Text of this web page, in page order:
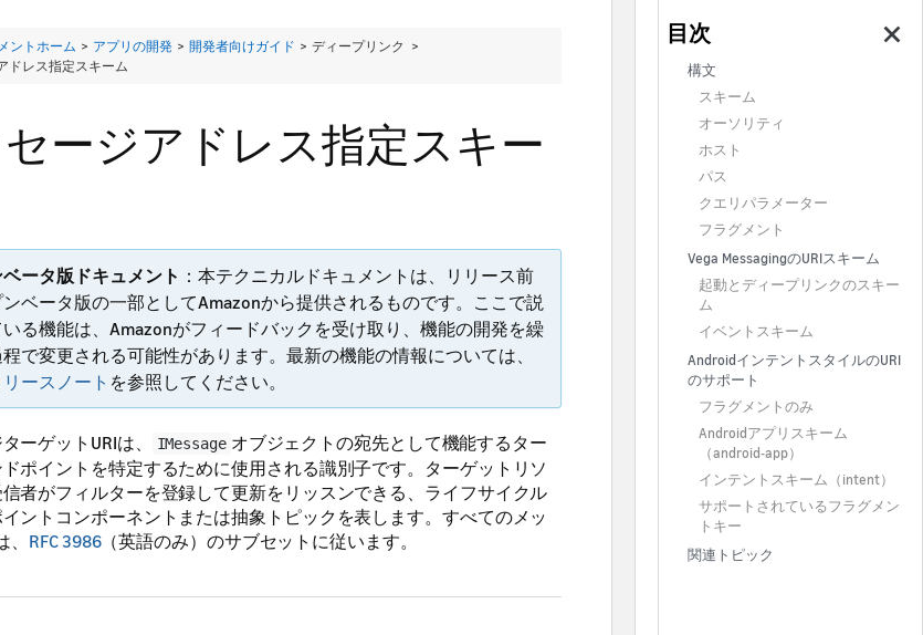
ントホーム > アプリの開発 > 開発者向けガイド > ディープリンク >
ドレス指定スキーム
ージアドレス指定スキー
ータ版ドキュメント ：本テクニカルドキュメントは、リリース前
ベータ版の一部としてAmazonから提供されるものです。ここで説
る機能は、Amazonがフィードバックを受け取り、機能の開発を繰
で変更される可能性があります。最新の機能の情報については、
リースノート を参照してください。
ーゲットURIは、 IMessage オブジェクトの宛先として機能するター
ポイントを特定するために使用される識別子です。ターゲットリソ
者がフィルターを登録して更新をリッスンできる、ライフサイクル
ントコンポーネントまたは抽象トピックを表します。すべてのメッ
RFC 3986（英語のみ）のサブセットに従います。
構文
スキーム
オーソリティ
ホスト
パス
クエリパラメーター
フラグメント
Vega MessagingのURIスキーム
起動とディープリンクのスキー
ム
イベントスキーム
AndroidインテントスタイルのURI
のサポート
フラグメントのみ
Androidアプリスキーム
（android-app）
インテントスキーム（intent）
サポートされているフラグメン
トキー
関連トピック